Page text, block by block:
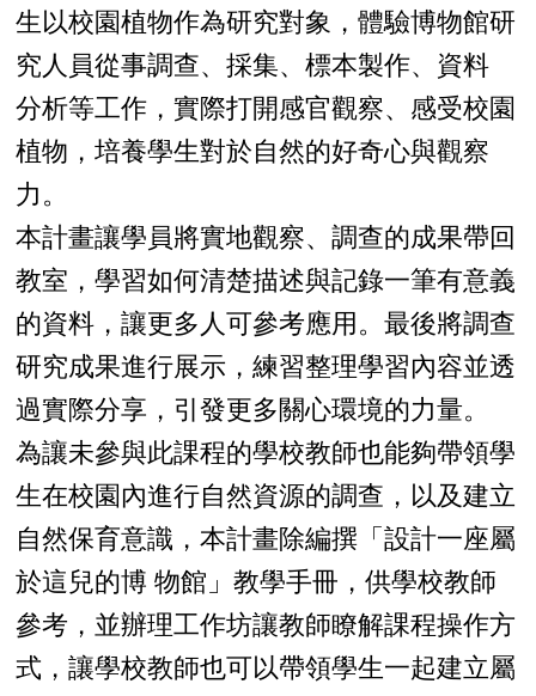
生以校園植物作為研究對象，體驗博物館研
究人員從事調查、採集、標本製作、資料
分析等工作，實際打開感官觀察、感受校園
植物，培養學生對於自然的好奇心與觀察
力。
本計畫讓學員將實地觀察、調查的成果帶回
教室，學習如何清楚描述與記錄一筆有意義
的資料，讓更多人可參考應用。最後將調查
研究成果進行展示，練習整理學習內容並透
過實際分享，引發更多關心環境的力量。
為讓未參與此課程的學校教師也能夠帶領學
生在校園內進行自然資源的調查，以及建立
自然保育意識，本計畫除編撰「設計一座屬
於這兒的博 物館」教學手冊，供學校教師
參考，並辦理工作坊讓教師瞭解課程操作方
式，讓學校教師也可以帶領學生一起建立屬